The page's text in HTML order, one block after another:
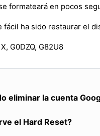
formateará en pocos
fácil ha sido restaurar el
G0DZQ, G82U8
eliminar la cuenta
el Hard Reset?